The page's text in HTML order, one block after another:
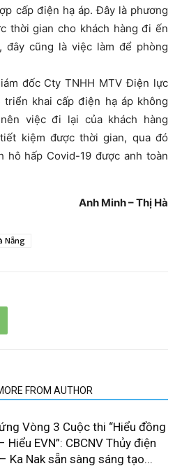
cấp điện hạ áp. Đây là phương
thời gian cho khách hàng đi ến
đây cũng là việc làm để phòng
đốc Cty TNHH MTV Điện lực
triển khai cấp điện hạ áp không
việc đi lại của khách hàng
kiệm được thời gian, qua đó
hô hấp Covid-19 được anh toàn
Anh Minh – Thị Hà
Nẵng
FROM AUTHOR
Vòng 3 Cuộc thi “Hiểu đồng
Hiểu EVN”: CBCNV Thủy điện
Ka Nak sẵn sàng sáng tạo...